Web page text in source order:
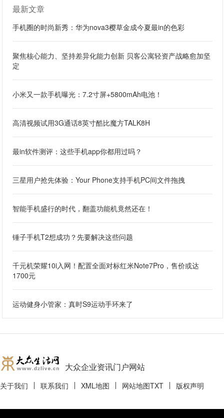
最新文章
手机圈的时尚新秀：华为nova3樱草金成今夏最in的色彩
聚焦核心能力、坚持差异化能力创新 贝客公寓轻资产战略愈加坚
定
小米又一款手机曝光：7.2寸屏+5800mAh电池！
高清视频试用3G通话8英寸酷比魔方TALK8H
最in软件测评：这些手机app你都用过吗？
三星用户抢先体验：Your Phone支持手机PC间文件拖拽
智能手机盛行的时代，翻盖功能机竟然还在！
锤子手机T2想成功？先要解决这些问题
千元机荣耀10i入网！配置全面对标红米Note7Pro，售价或达
1700元
运动健身小管家：真时S9运动手环来了
大众企业资讯门户网站
关于我们 联系我们 XML地图 网站地图TXT 版权声明